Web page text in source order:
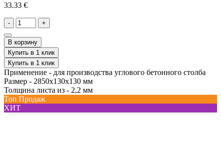
33.33 €
- +
В корзину
Купить в 1 клик
Купить в 1 клик
Применение - для производства углового бетонного столба
Размер - 2850х130х130 мм
Толщина листа из - 2,2 мм
Топ Продаж
ХИТ